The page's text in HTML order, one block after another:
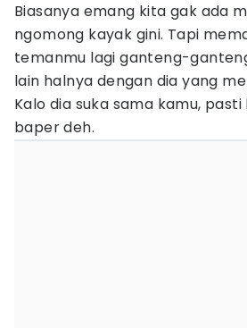
Biasanya emang kita gak ada
ngomong kayak gini. Tapi
temanmu lagi ganteng-
lain halnya dengan dia yang
Kalo dia suka sama kamu,
baper deh.